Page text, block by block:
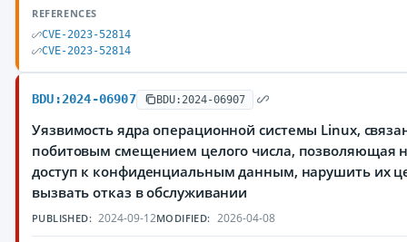
REFERENCES
CVE-2023-52814
CVE-2023-52814
BDU:2024-06907 BDU:2024-06907
Уязвимость ядра операционной системы Linux,
побитовым смещением целого числа, позволяющая
доступ к конфиденциальным данным, нарушить их
вызвать отказ в обслуживании
PUBLISHED: 2024-09-12MODIFIED: 2026-04-08